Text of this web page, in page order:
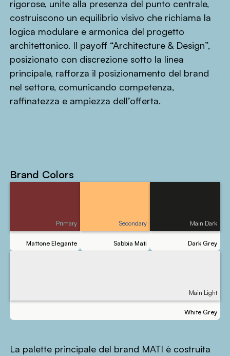
rigorose, unite alla presenza del punto centrale,
costruiscono un equilibrio visivo che richiama la
logica modulare e armonica del progetto
architettonico. Il payoff “Architecture & Design”,
posizionato con discrezione sotto la linea
principale, rafforza il posizionamento del brand
nel settore, comunicando competenza,
raffinatezza e ampiezza dell’offerta.
Brand Colors
Primary
Mattone Elegante
Secondary
Sabbia Mati
Main Dark
Dark Grey
Main Light
White Grey
La palette principale del brand MATI è costruita